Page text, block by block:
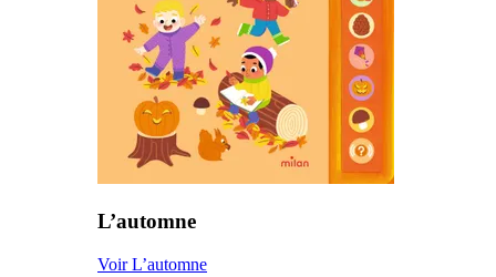
L’automne
Voir L’automne